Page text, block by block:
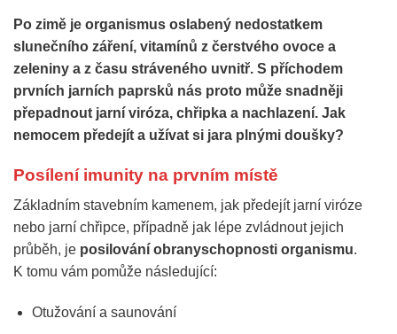
Po zimě je organismus oslabený nedostatkem
slunečního záření, vitamínů z čerstvého ovoce a
zeleniny a z času stráveného uvnitř. S příchodem
prvních jarních paprsků nás proto může snadněji
přepadnout jarní viróza, chřipka a nachlazení. Jak
nemocem předejít a užívat si jara plnými doušky?
Posílení imunity na prvním místě
Základním stavebním kamenem, jak předejít jarní viróze
nebo jarní chřipce, případně jak lépe zvládnout jejich
průběh, je posilování obranyschopnosti organismu.
K tomu vám pomůže následující:
Otužování a saunování